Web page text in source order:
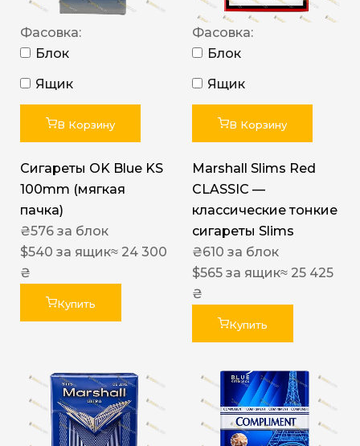
Фасовка:
Блок
Ящик
В Корзину
Сигареты OK Blue KS
100mm (мягкая
пачка)
₴576 за блок
$540 за ящик≈ 24 300
₴
Купить
Фасовка:
Блок
Ящик
В Корзину
Marshall Slims Red
CLASSIC —
классические тонкие
сигареты Slims
₴610 за блок
$565 за ящик≈ 25 425
₴
Купить